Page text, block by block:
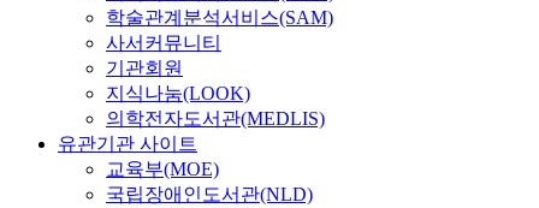
학술관계분석서비스(SAM)
사서커뮤니티
기관회원
지식나눔(LOOK)
의학전자도서관(MEDLIS)
유관기관 사이트
교육부(MOE)
국립장애인도서관(NLD)